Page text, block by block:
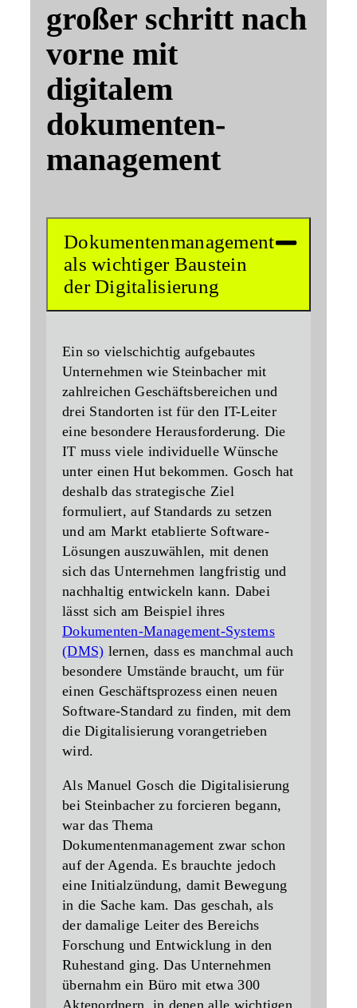
großer schritt nach
vorne mit
digitalem
dokumenten­
management
Dokumentenmanagement
als wichtiger Baustein
der Digitalisierung
Ein so vielschichtig aufgebautes
Unternehmen wie Steinbacher mit
zahlreichen Geschäftsbereichen und
drei Standorten ist für den IT-Leiter
eine besondere Herausforderung. Die
IT muss viele individuelle Wünsche
unter einen Hut bekommen. Gosch hat
deshalb das strategische Ziel
formuliert, auf Standards zu setzen
und am Markt etablierte Software-
Lösungen auszuwählen, mit denen
sich das Unternehmen langfristig und
nachhaltig entwickeln kann. Dabei
lässt sich am Beispiel ihres
Dokumenten-Management-Systems
(DMS) lernen, dass es manchmal auch
besondere Umstände braucht, um für
einen Geschäftsprozess einen neuen
Software-Standard zu finden, mit dem
die Digitalisierung vorangetrieben
wird.
Als Manuel Gosch die Digitalisierung
bei Steinbacher zu forcieren begann,
war das Thema
Dokumentenmanagement zwar schon
auf der Agenda. Es brauchte jedoch
eine Initialzündung, damit Bewegung
in die Sache kam. Das geschah, als
der damalige Leiter des Bereichs
Forschung und Entwicklung in den
Ruhestand ging. Das Unternehmen
übernahm ein Büro mit etwa 300